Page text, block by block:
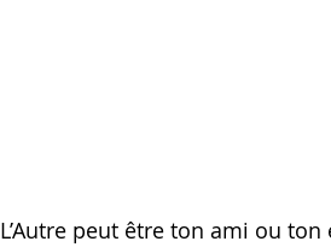
L’Autre peut être ton ami ou